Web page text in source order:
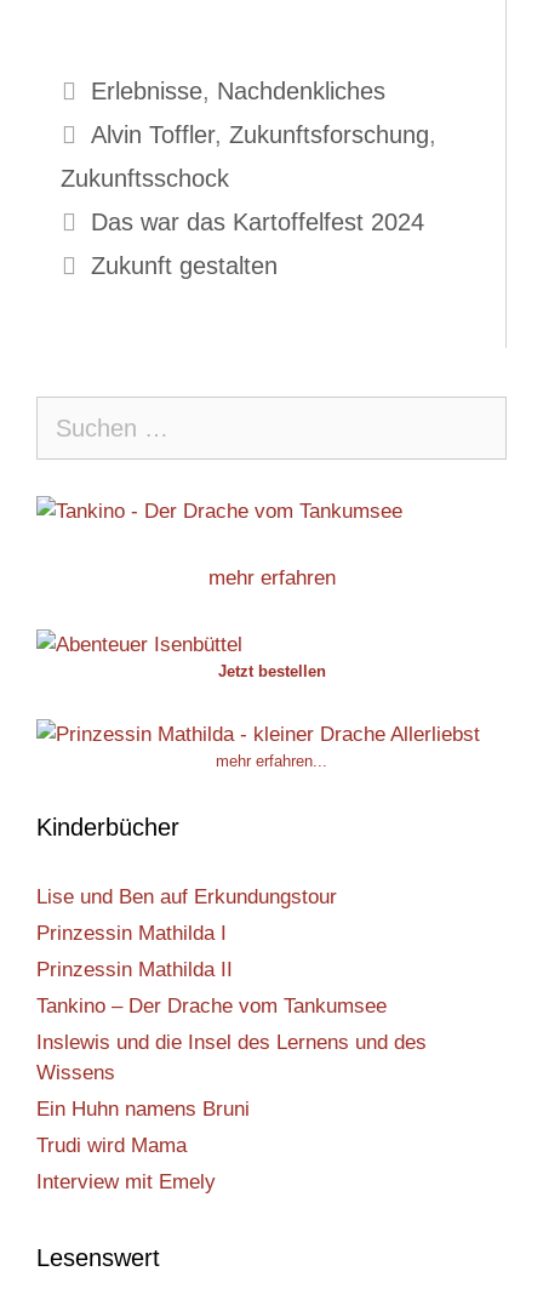
Kategorien
Erlebnisse, Nachdenkliches
Schlagwörter
Alvin Toffler, Zukunftsforschung,
Zukunftsschock
Das war das Kartoffelfest 2024
Zukunft gestalten
nach:
mehr erfahren
Jetzt bestellen
mehr erfahren...
Kinderbücher
Lise und Ben auf Erkundungstour
Prinzessin Mathilda I
Prinzessin Mathilda II
Tankino – Der Drache vom Tankumsee
Inslewis und die Insel des Lernens und des
Wissens
Ein Huhn namens Bruni
Trudi wird Mama
Interview mit Emely
Lesenswert